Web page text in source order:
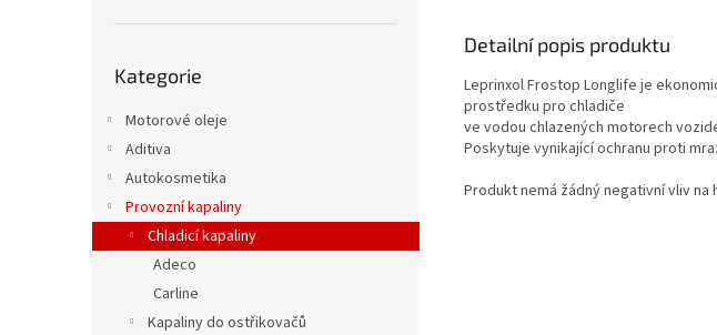
kategorie
Kategorie
Motorové oleje
Aditiva
Autokosmetika
Provozní kapaliny
Chladicí kapaliny
Adeco
Carline
Kapaliny do ostřikovačů
Detailní popis produktu
Leprinxol Frostop Longlife je
prostředku pro chladiče
ve vodou chlazených motorech
Poskytuje vynikající ochranu proti
Produkt nemá žádný negativní vliv